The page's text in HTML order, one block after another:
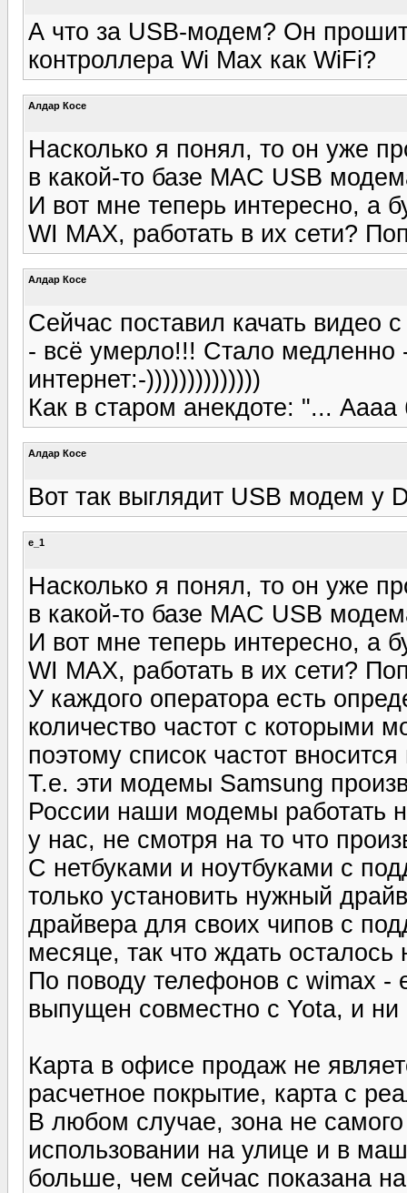
А что за USB-модем? Он
контроллера Wi Max как WiFi?
Алдар Косе
Насколько я понял, то он уже
в какой-то базе MAC USB
И вот мне теперь интересно, а
WI MAX, работать в их сети?
Алдар Косе
Сейчас поставил качать видео
- всё умерло!!! Стало
интернет:-))))))))))))))
Как в старом анекдоте: "...
Алдар Косе
Вот так выглядит USB модем у
e_1
Насколько я понял, то он уже
в какой-то базе MAC USB
И вот мне теперь интересно, а
WI MAX, работать в их сети?
У каждого оператора есть
количество частот с которыми
поэтому список частот
Т.е. эти модемы Samsung
России наши модемы работать
у нас, не смотря на то что
С нетбуками и ноутбуками с
только установить нужный
драйвера для своих чипов с
месяце, так что ждать осталось
По поводу телефонов с wimax -
выпущен совместно с Yota, и ни
Карта в офисе продаж не
расчетное покрытие, карта с
В любом случае, зона не
использовании на улице и в
больше, чем сейчас показана